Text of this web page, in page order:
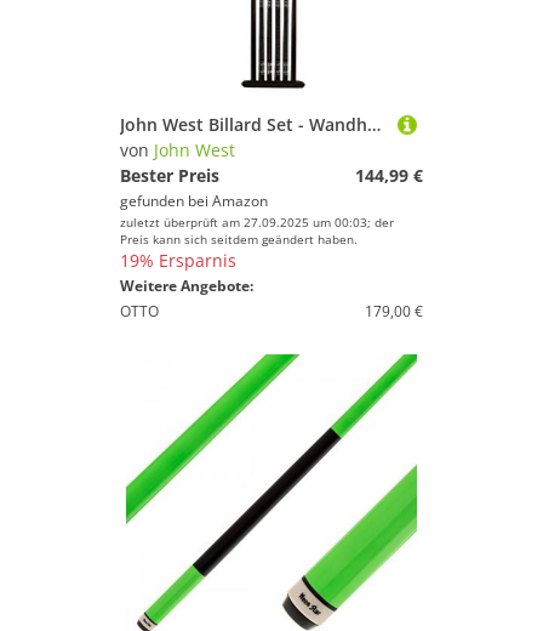
John West Billard Set - Wandhalterung + 4 professionelle Billardqueues + 2 Brückenqueues
von John West
Bester Preis
144,99 €
gefunden bei Amazon
zuletzt überprüft am 27.09.2025 um 00:03; der
Preis kann sich seitdem geändert haben.
19% Ersparnis
Weitere Angebote:
OTTO
179,00 €